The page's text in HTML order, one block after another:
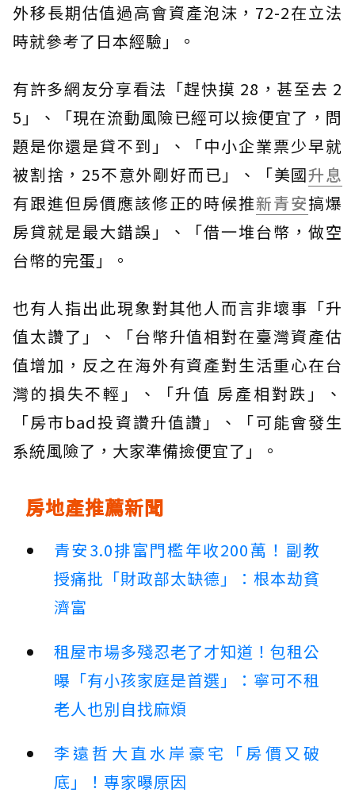
外移長期估值過高會資產泡沫，72-2在立法
時就參考了日本經驗」。
有許多網友分享看法「趕快摸 28，甚至去 2
5」、「現在流動風險已經可以撿便宜了，問
題是你還是貸不到」、「中小企業票少早就
被割捨，25不意外剛好而已」、「美國升息
有跟進但房價應該修正的時候推新青安搞爆
房貸就是最大錯誤」、「借一堆台幣，做空
台幣的完蛋」。
也有人指出此現象對其他人而言非壞事「升
值太讚了」、「台幣升值相對在臺灣資產估
值增加，反之在海外有資產對生活重心在台
灣的損失不輕」、「升值 房產相對跌」、
「房市bad投資讚升值讚」、「可能會發生
系統風險了，大家準備撿便宜了」。
房地產推薦新聞
青安3.0排富門檻年收200萬！副教
授痛批「財政部太缺德」：根本劫貧
濟富
租屋市場多殘忍老了才知道！包租公
曝「有小孩家庭是首選」：寧可不租
老人也別自找麻煩
李遠哲大直水岸豪宅「房價又破
底」！專家曝原因